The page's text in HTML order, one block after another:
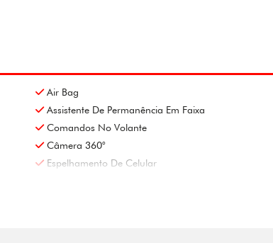
Air Bag
Assistente De Permanência Em Faixa
Comandos No Volante
Câmera 360°
Espelhamento De Celular